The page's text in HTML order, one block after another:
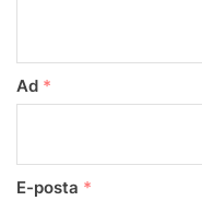
Ad *
E-posta *